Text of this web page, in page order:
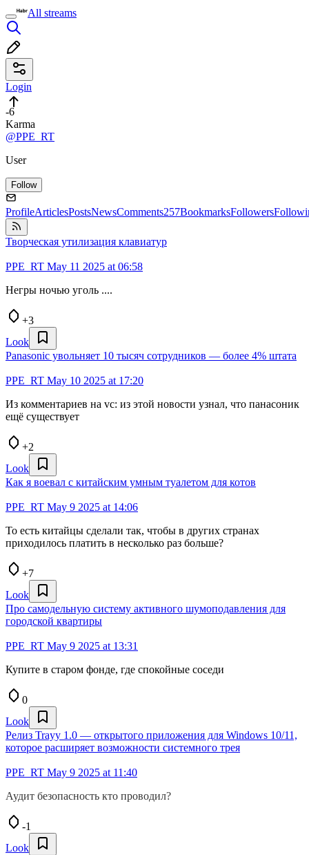
All streams
Login
-6
Karma
@PPE_RT
User
Follow
ProfileArticlesPostsNewsComments257BookmarksFollowers
Творческая утилизация клавиатур
PPE_RT May 11 2025 at 06:58
Негры ночью уголь ....
+3
Look
Panasonic увольняет 10 тысяч сотрудников — более 4% штата
PPE_RT May 10 2025 at 17:20
Из комментариев на vc: из этой новости узнал, что панасоник
ещё существует
+2
Look
Как я воевал с китайским умным туалетом для котов
PPE_RT May 9 2025 at 14:06
То есть китайцы сделали так, чтобы в других странах
приходилось платить в несколько раз больше?
+7
Look
Про самодельную систему активного шумоподавления для
городской квартиры
PPE_RT May 9 2025 at 13:31
Купите в старом фонде, где спокойные соседи
0
Look
Релиз Trayy 1.0 — открытого приложения для Windows 10/11,
которое расширяет возможности системного трея
PPE_RT May 9 2025 at 11:40
Аудит безопасность кто проводил?
-1
Look